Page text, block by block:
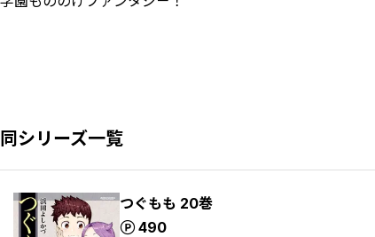
同シリーズ一覧
つぐもも 20巻
490
ポイント